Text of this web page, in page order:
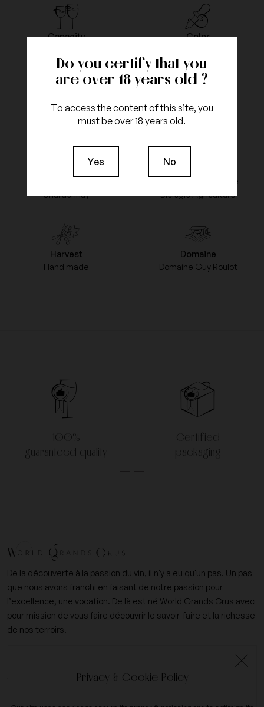
Do you certify that you
are over 18 years old ?
To access the content of this site, you
must be over 18 years old.
Yes No
Capacity
Color
Vintage
Appellation
Meursault
Chardonnay
Type of Agriculture
Biologic Agriculture
Harvest
Hand made
Domaine
Domaine Guy Roulot
100%
guaranteed quality
Certified
packaging
De la découverte à la passion du vin, il n'y a eu qu'un pas. Un pas
que nous avons franchi en faisant de notre passion pour
l’excellence, une vocation. De là est né World Grands Crus avec
pour mission de vous faire découvrir le savoir-faire et la richesse
de nos terroirs.
contact@worldgrandscrus.com
Privacy & Cookie Policy